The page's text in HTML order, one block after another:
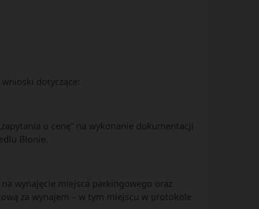
dotyczące:
o cenę” na wykonanie dokumentacji
Błonie.
wynajęcie miejsca parkingowego oraz
za wynajem – w tym miejscu w protokole